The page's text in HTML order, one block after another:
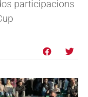
participacions